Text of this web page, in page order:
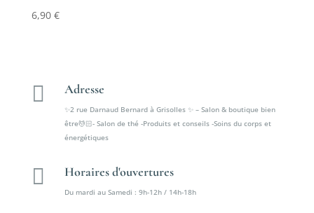
6,90 €
 Adresse
✨2 rue Darnaud Bernard à Grisolles ✨ – Salon & boutique bien
être💆🏻- Salon de thé -Produits et conseils -Soins du corps et
énergétiques
 Horaires d'ouvertures
Du mardi au Samedi : 9h-12h / 14h-18h